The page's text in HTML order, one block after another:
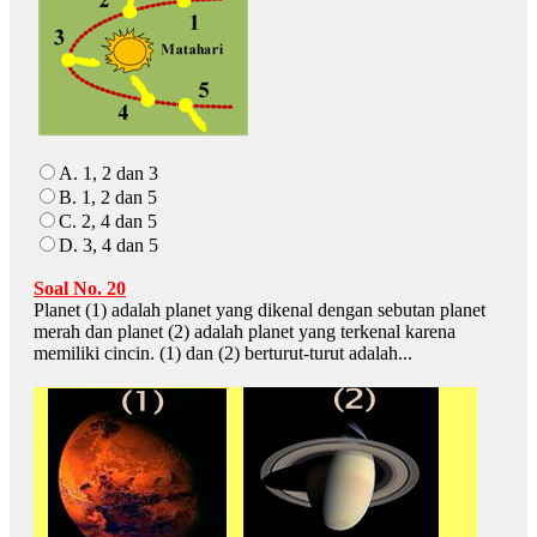
A. 1, 2 dan 3
B. 1, 2 dan 5
C. 2, 4 dan 5
D. 3, 4 dan 5
Soal No. 20
Planet (1) adalah planet yang dikenal dengan sebutan planet
merah dan planet (2) adalah planet yang terkenal karena
memiliki cincin. (1) dan (2) berturut-turut adalah...